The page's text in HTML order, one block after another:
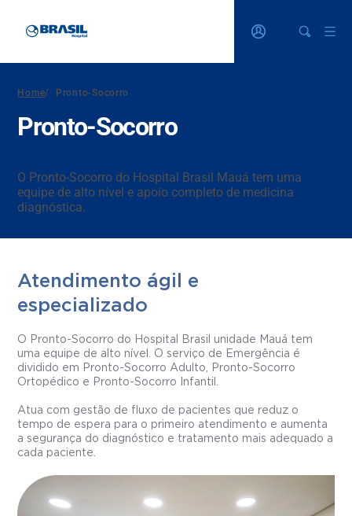
Home/ Pronto-Socorro
Pronto-Socorro
O Pronto-Socorro do Hospital Brasil Mauá tem uma
equipe de alto nível e apoio completo de medicina
diagnóstica.
Atendimento ágil e
especializado
O Pronto-Socorro do Hospital Brasil unidade Mauá tem
uma equipe de alto nível. O serviço de Emergência é
dividido em Pronto-Socorro Adulto, Pronto-Socorro
Ortopédico e Pronto-Socorro Infantil.
Atua com gestão de fluxo de pacientes que reduz o
tempo de espera para o primeiro atendimento e aumenta
a segurança do diagnóstico e tratamento mais adequado a
cada paciente.